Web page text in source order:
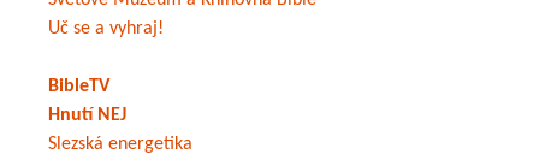
Uč se a vyhraj!
BibleTV
Hnutí NEJ
Slezská energetika